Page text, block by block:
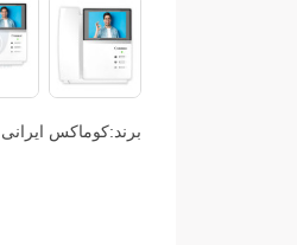
برند:کوماکس ایرانی